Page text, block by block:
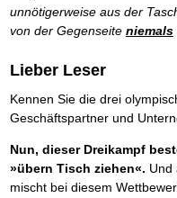
unnötigerweise aus der
von der Gegenseite niemals
Lieber Leser
Kennen Sie die drei
Geschäftspartner und
Nun, dieser Dreikampf
»übern Tisch ziehen«. Und
mischt bei diesem